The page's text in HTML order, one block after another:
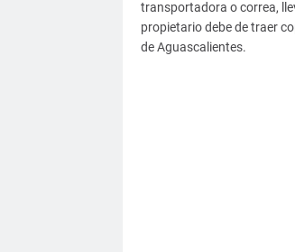
transportadora o correa,
propietario debe de traer
de Aguascalientes.